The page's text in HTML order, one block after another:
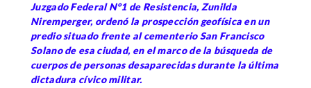
Juzgado Federal N°1 de Resistencia, Zunilda
Niremperger, ordenó la prospección geofísica en un
predio situado frente al cementerio San Francisco
Solano de esa ciudad, en el marco de la búsqueda de
cuerpos de personas desaparecidas durante la última
dictadura cívico militar.